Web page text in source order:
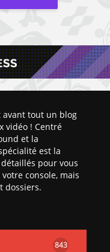
avant tout un blog
vidéo ! Centré
et la
est la
pour vous
console, mais
dossiers.
843